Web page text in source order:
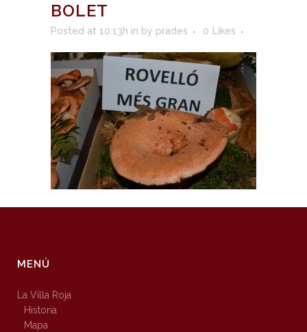
BOLET
Posted at 10:13h in by prades 0 Likes
MENÚ
La Villa Roja
Historia
Mapa